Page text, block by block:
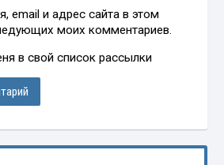
email и адрес сайта в этом
моих комментариев.
в свой список рассылки